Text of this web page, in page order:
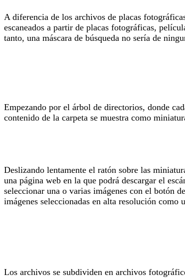
A diferencia de los archivos de placas
escaneados a partir de placas fotográficas,
tanto, una máscara de búsqueda no sería de
Empezando por el árbol de directorios, donde
contenido de la carpeta se muestra como
Deslizando lentamente el ratón sobre las
una página web en la que podrá descargar el
seleccionar una o varias imágenes con el botón
imágenes seleccionadas en alta resolución como
Los archivos se subdividen en archivos